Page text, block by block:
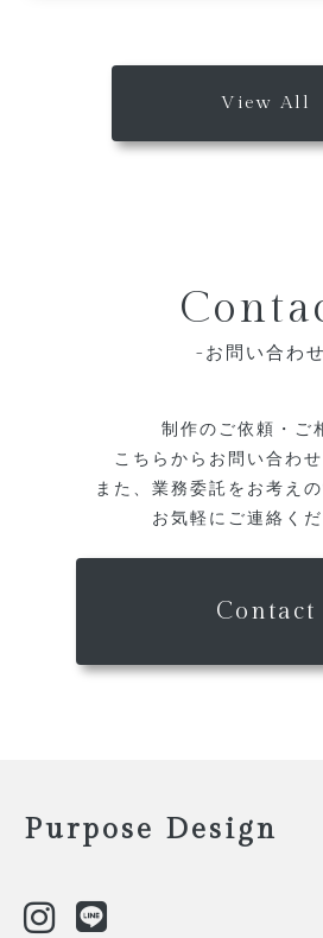
View All
お問い合わせ
制作のご依頼・ご
こちらからお問い合わせ
また、業務委託をお考え
お気軽にご連絡くだ
Contact
Purpose Design